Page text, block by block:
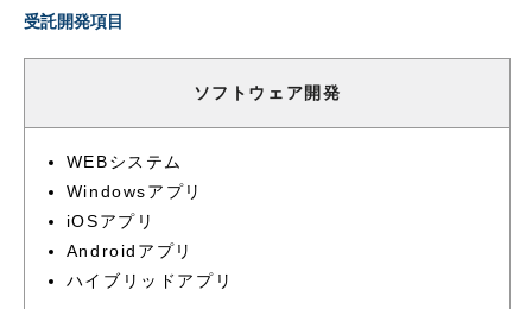
受託開発項目
ソフトウェア開発
WEBシステム
Windowsアプリ
iOSアプリ
Androidアプリ
ハイブリッドアプリ